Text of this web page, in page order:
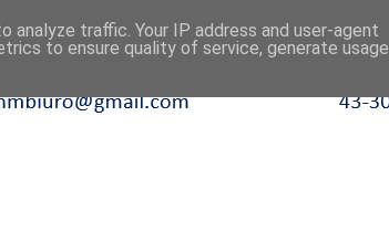
traffic. Your IP address and user-agent
to ensure quality of service, generate usage